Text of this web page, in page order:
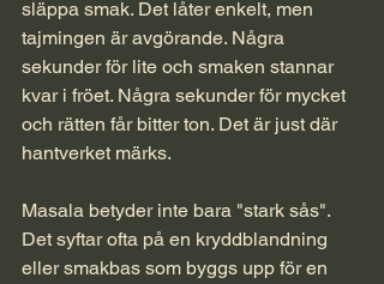
släppa smak. Det låter enkelt, men
tajmingen är avgörande. Några
sekunder för lite och smaken stannar
kvar i fröet. Några sekunder för mycket
och rätten får bitter ton. Det är just där
hantverket märks.
Masala betyder inte bara "stark sås".
Det syftar ofta på en kryddblandning
eller smakbas som byggs upp för en